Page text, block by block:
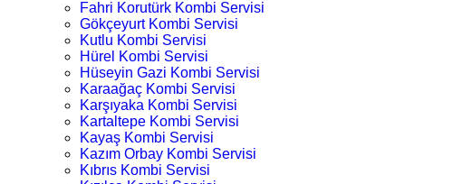
Fahri Korutürk Kombi Servisi
Gökçeyurt Kombi Servisi
Kutlu Kombi Servisi
Hürel Kombi Servisi
Hüseyin Gazi Kombi Servisi
Karaağaç Kombi Servisi
Karşıyaka Kombi Servisi
Kartaltepe Kombi Servisi
Kayaş Kombi Servisi
Kazım Orbay Kombi Servisi
Kıbrıs Kombi Servisi